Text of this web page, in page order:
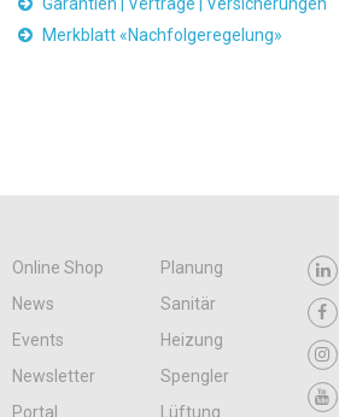
Merkblatt «Nachfolgeregelung»
Online Shop
Planung
News
Sanitär
Events
Heizung
Newsletter
Spengler
Portal
Lüftung